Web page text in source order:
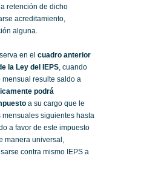
retención de dicho
acreditamiento,
alguna.
en el cuadro anterior
la Ley del IEPS, cuando
resulte saldo a
podrá
a su cargo que le
siguientes hasta
a favor de este impuesto
manera universal,
contra mismo IEPS a